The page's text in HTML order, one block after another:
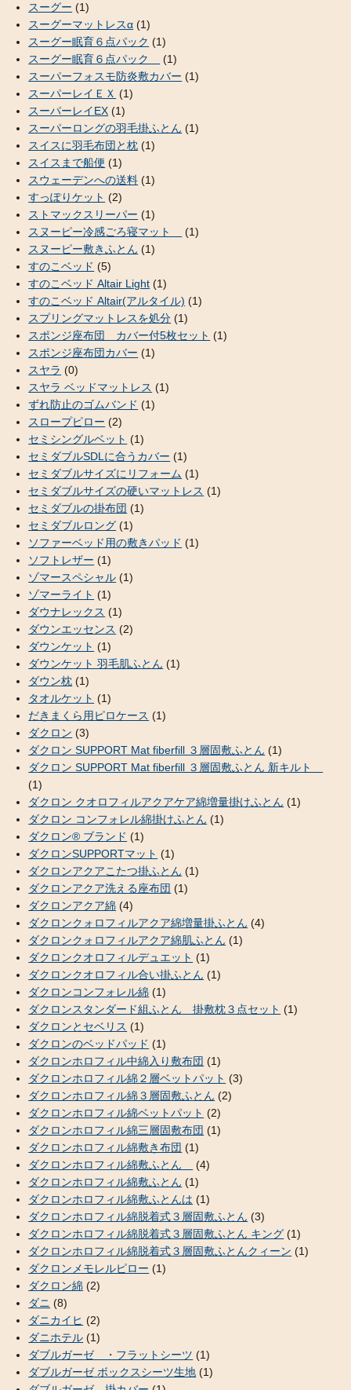
スーグー (1)
スーグーマットレスα (1)
スーグー眠育６点パック (1)
スーグー眠育６点パック
(1)
スーパーフォスモ防炎敷カバー (1)
スーパーレイＥＸ (1)
スーパーレイEX (1)
スーパーロングの羽毛掛ふとん (1)
スイスに羽毛布団と枕 (1)
スイスまで船便 (1)
スウェーデンへの送料 (1)
すっぽりケット (2)
ストマックスリーパー (1)
スヌーピー冷感ごろ寝マット
(1)
スヌーピー敷きふとん (1)
すのこベッド (5)
すのこベッド Altair Light (1)
すのこベッド Altair(アルタイル) (1)
スプリングマットレスを処分 (1)
スポンジ座布団 カバー付5枚セット (1)
スポンジ座布団カバー (1)
スヤラ (0)
スヤラ ベッドマットレス (1)
ずれ防止のゴムバンド (1)
スロープピロー (2)
セミシングルベット (1)
セミダブルSDLに合うカバー (1)
セミダブルサイズにリフォーム (1)
セミダブルサイズの硬いマットレス (1)
セミダブルの掛布団 (1)
セミダブルロング (1)
ソファーベッド用の敷きパッド (1)
ソフトレザー (1)
ゾマースペシャル (1)
ゾマーライト (1)
ダウナレックス (1)
ダウンエッセンス (2)
ダウンケット (1)
ダウンケット 羽毛肌ふとん (1)
ダウン枕 (1)
タオルケット (1)
だきまくら用ピロケース (1)
ダクロン (3)
ダクロン SUPPORT Mat fiberfill ３層固敷ふとん (1)
ダクロン SUPPORT Mat fiberfill ３層固敷ふとん 新キルト
(1)
ダクロン クオロフィルアクアケア綿増量掛けふとん (1)
ダクロン コンフォレル綿掛けふとん (1)
ダクロン® ブランド (1)
ダクロンSUPPORTマット (1)
ダクロンアクアこたつ掛ふとん (1)
ダクロンアクア洗える座布団 (1)
ダクロンアクア綿 (4)
ダクロンクォロフィルアクア綿増量掛ふとん (4)
ダクロンクォロフィルアクア綿肌ふとん (1)
ダクロンクオロフィルデュエット (1)
ダクロンクオロフィル合い掛ふとん (1)
ダクロンコンフォレル綿 (1)
ダクロンスタンダード組ふとん 掛敷枕３点セット (1)
ダクロンとセベリス (1)
ダクロンのベッドパッド (1)
ダクロンホロフィル中綿入り敷布団 (1)
ダクロンホロフィル綿２層ベットパット (3)
ダクロンホロフィル綿３層固敷ふとん (2)
ダクロンホロフィル綿ベットパット (2)
ダクロンホロフィル綿三層固敷布団 (1)
ダクロンホロフィル綿敷き布団 (1)
ダクロンホロフィル綿敷ふとん
(4)
ダクロンホロフィル綿敷ふとん (1)
ダクロンホロフィル綿敷ふとんは (1)
ダクロンホロフィル綿脱着式３層固敷ふとん (3)
ダクロンホロフィル綿脱着式３層固敷ふとん キング (1)
ダクロンホロフィル綿脱着式３層固敷ふとんクィーン (1)
ダクロンメモレルピロー (1)
ダクロン綿 (2)
ダニ (8)
ダニカイヒ (2)
ダニホテル (1)
ダブルガーゼ ・フラットシーツ (1)
ダブルガーゼ ボックスシーツ生地 (1)